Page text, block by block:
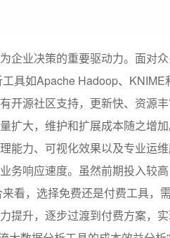
企业决策的重要驱动力。面对
具如Apache Hadoop、
开源社区支持，更新快、资源
扩大，维护和扩展成本随之增
能力、可视化效果以及专业运
务响应速度。虽然前期投入较
看，选择免费还是付费工具，
提升，逐步过渡到付费方案，